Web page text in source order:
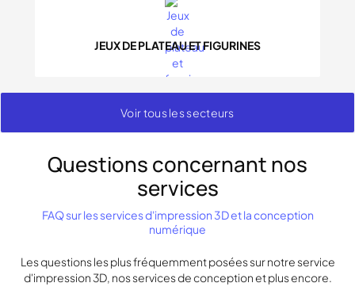
JEUX DE PLATEAU ET FIGURINES
Voir tous les secteurs
Questions concernant nos
services
FAQ sur les services d'impression 3D et la conception
numérique
Les questions les plus fréquemment posées sur notre service
d'impression 3D, nos services de conception et plus encore.